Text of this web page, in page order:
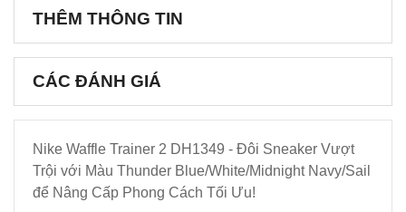
THÊM THÔNG TIN
CÁC ĐÁNH GIÁ
Nike Waffle Trainer 2 DH1349 - Đôi Sneaker Vượt
Trội với Màu Thunder Blue/White/Midnight Navy/Sail
để Nâng Cấp Phong Cách Tối Ưu!